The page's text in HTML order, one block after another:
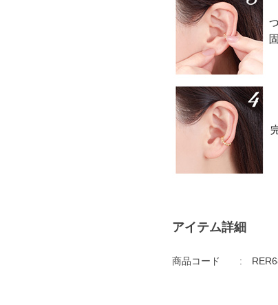
アイテム詳細
商品コード